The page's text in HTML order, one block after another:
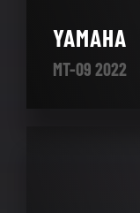
YAMAHA
MT-09 2022